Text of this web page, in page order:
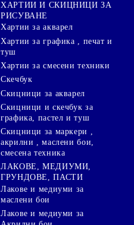
ХАРТИИ И СКИЦНИЦИ ЗА
РИСУВАНЕ
Хартии за акварел
Хартии за графика , печат и
туш
Хартии за смесени техники
Скечбук
Скицници за акварел
Скицници и скечбук за
графика, пастел и туш
Скицници за маркери ,
акрилни , маслени бои,
смесена техника
ЛАКОВЕ, МЕДИУМИ,
ГРУНДОВЕ, ПАСТИ
Лакове и медиуми за
маслени бои
Лакове и медиуми за